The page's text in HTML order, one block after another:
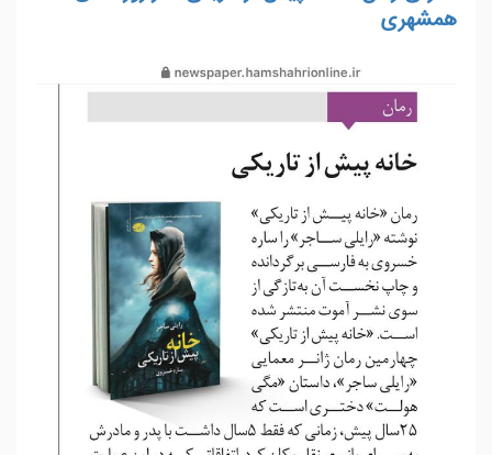
همشهری